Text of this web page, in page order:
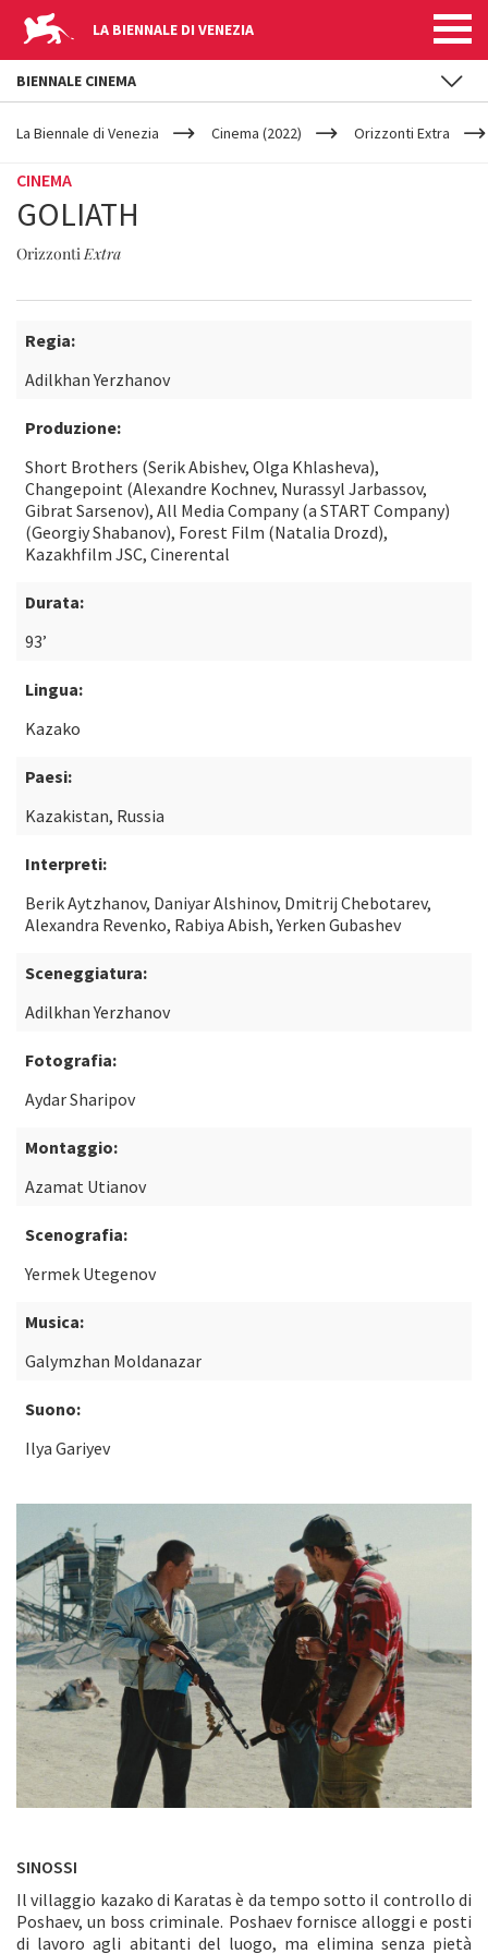
LA BIENNALE DI VENEZIA
YOUR
ARE
La Biennale di Venezia Cinema (2022) Orizzonti Extra
CINEMA
GOLIATH
OrizzontiExtra
Regia:
Adilkhan Yerzhanov
Produzione:
Short Brothers (Serik Abishev, Olga Khlasheva),
Changepoint (Alexandre Kochnev, Nurassyl Jarbassov,
Gibrat Sarsenov), All Media Company (a START Company)
(Georgiy Shabanov), Forest Film (Natalia Drozd),
Kazakhfilm JSC, Cinerental
Durata:
93’
Lingua:
Kazako
Paesi:
Kazakistan, Russia
Interpreti:
Berik Aytzhanov, Daniyar Alshinov, Dmitrij Chebotarev,
Alexandra Revenko, Rabiya Abish, Yerken Gubashev
Sceneggiatura:
Adilkhan Yerzhanov
Fotografia:
Aydar Sharipov
Montaggio:
Azamat Utianov
Scenografia:
Yermek Utegenov
Musica:
Galymzhan Moldanazar
Suono:
Ilya Gariyev
SINOSSI
Il villaggio kazako di Karatas è da tempo sotto il controllo di
Poshaev, un boss criminale. Poshaev fornisce alloggi e posti
di lavoro agli abitanti del luogo, ma elimina senza pietà
BIENNALE CINEMA